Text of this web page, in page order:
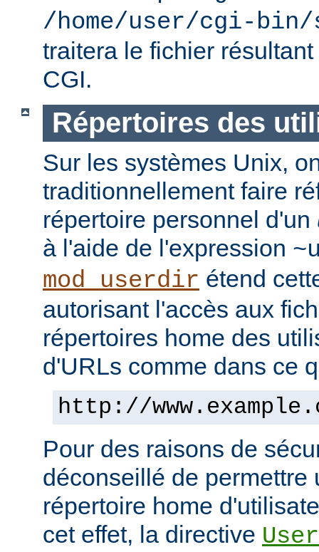
/home/user/cgi-
traitera le fichier
CGI.
Répertoires des
Sur les systèmes Unix,
traditionnellement faire
répertoire personnel d'un
à l'aide de l'expression
mod_userdir étend
autorisant l'accès aux
répertoires home des
d'URLs comme dans ce
http://
Pour des raisons de
déconseillé de permettre
répertoire home
cet effet, la directive